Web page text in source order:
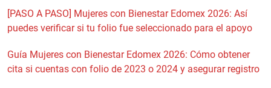
[PASO A PASO] Mujeres con Bienestar Edomex 2026: Así
puedes verificar si tu folio fue seleccionado para el apoyo
Guía Mujeres con Bienestar Edomex 2026: Cómo obtener
cita si cuentas con folio de 2023 o 2024 y asegurar registro